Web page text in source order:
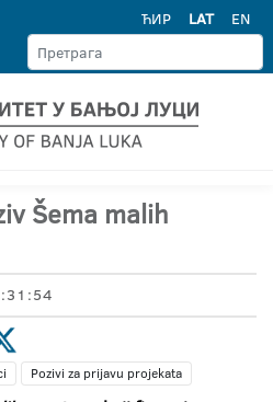
ЋИР LAT EN
Šema malih
Pozivi za prijavu projekata